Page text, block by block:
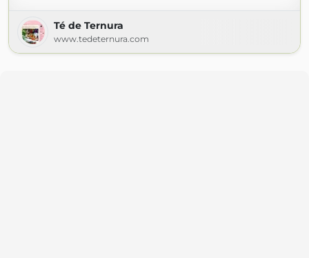
Té de Ternura
www.tedeternura.com